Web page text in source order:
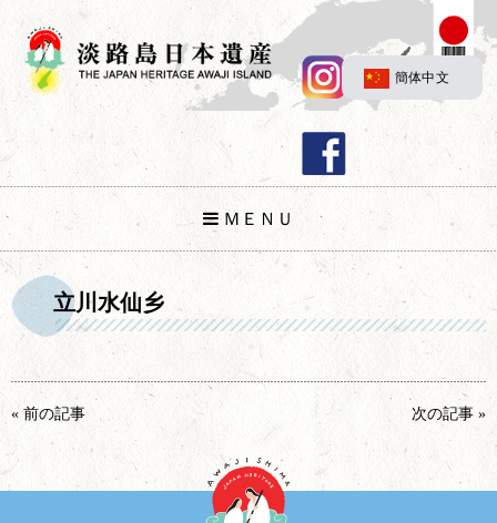
簡体中文
ＭＥＮＵ
立川水仙乡
« 前の記事 次の記事 »